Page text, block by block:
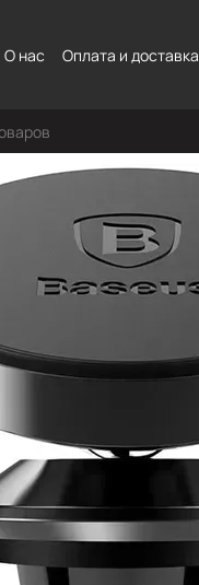
О нас
Оплата и доставка